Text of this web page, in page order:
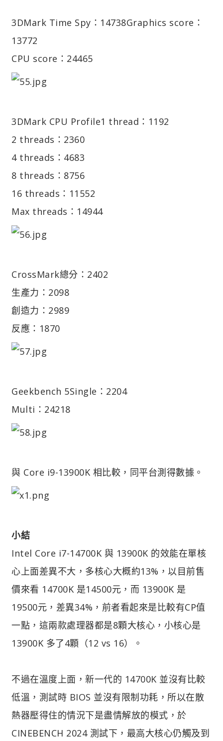
3DMark Time Spy：14738Graphics score：
13772
CPU score：24465
3DMark CPU Profile1 thread：1192
2 threads：2360
4 threads：4683
8 threads：8756
16 threads：11552
Max threads：14944
CrossMark總分：2402
生產力：2098
創造力：2989
反應：1870
Geekbench 5Single：2204
Multi：24218
與 Core i9-13900K 相比較，同平台測得數據。
小結
Intel Core i7-14700K 與 13900K 的效能在單核
心上面差異不大，多核心大概約13%，以目前售
價來看 14700K 是14500元，而 13900K 是
19500元，差異34%，前者看起來是比較有CP值
一點，這兩款處理器都是8顆大核心，小核心是
13900K 多了4顆（12 vs 16）。
不過在溫度上面，新一代的 14700K 並沒有比較
低溫，測試時 BIOS 並沒有限制功耗，所以在散
熱器壓得住的情況下是盡情解放的模式，於
CINEBENCH 2024 測試下，最高大核心仍觸及到